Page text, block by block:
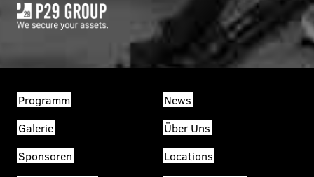
Programm
News
Galerie
Über Uns
Sponsoren
Locations